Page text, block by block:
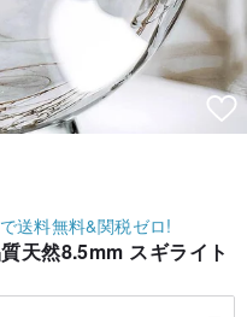
送料無料&関税ゼロ!
天然8.5mm スギライト